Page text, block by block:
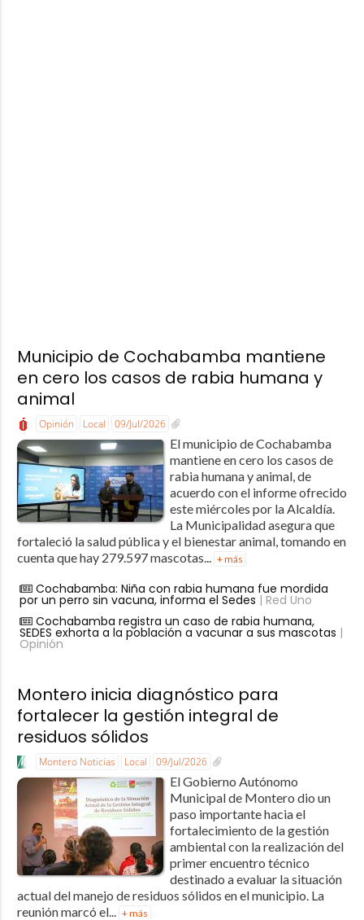
Municipio de Cochabamba mantiene
en cero los casos de rabia humana y
animal
Opinión Local 09/Jul/2026
El municipio de Cochabamba
mantiene en cero los casos de
rabia humana y animal, de
acuerdo con el informe ofrecido
este miércoles por la Alcaldía.
La Municipalidad asegura que
fortaleció la salud pública y el bienestar animal, tomando en
cuenta que hay 279.597 mascotas...
+ más
Cochabamba: Niña con rabia humana fue mordida
por un perro sin vacuna, informa el Sedes | Red Uno
Cochabamba registra un caso de rabia humana,
SEDES exhorta a la población a vacunar a sus mascotas |
Opinión
Montero inicia diagnóstico para
fortalecer la gestión integral de
residuos sólidos
Montero Noticias Local 09/Jul/2026
El Gobierno Autónomo
Municipal de Montero dio un
paso importante hacia el
fortalecimiento de la gestión
ambiental con la realización del
primer encuentro técnico
destinado a evaluar la situación
actual del manejo de residuos sólidos en el municipio. La
reunión marcó el...
+ más